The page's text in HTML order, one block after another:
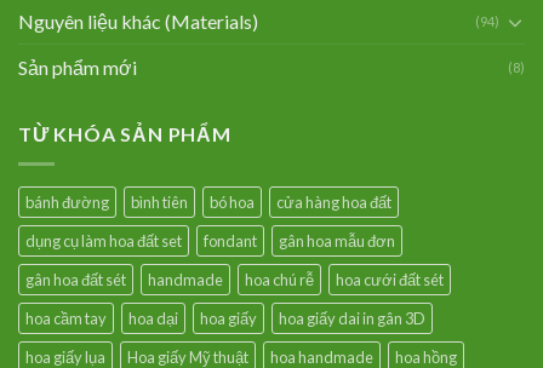
Nguyên liệu khác (Materials) (94)
Sản phẩm mới (8)
TỪ KHÓA SẢN PHẨM
bánh đường bình tiên bó hoa
cửa hàng hoa đất
dụng cụ làm hoa đất set
fondant
gân hoa mẫu đơn
gân hoa đất sét
handmade hoa chú rễ
hoa cưới đất sét
hoa cầm tay
hoa dại hoa giấy
hoa giấy dai in gân 3D
hoa giấy lụa
Hoa giấy Mỹ thuật hoa handmade
hoa hồng